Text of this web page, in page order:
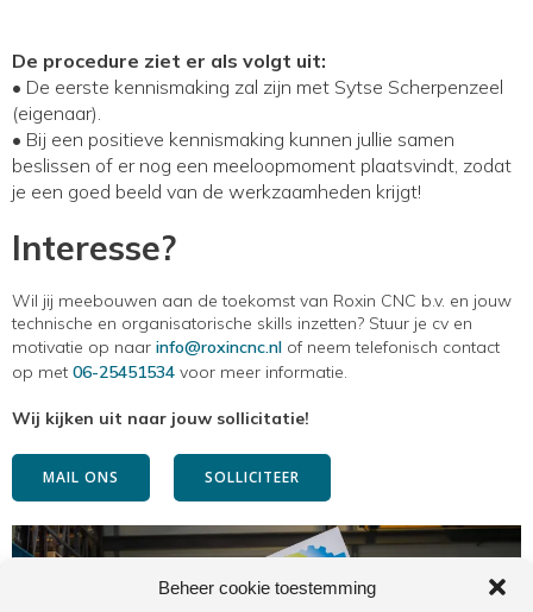
Beheer cookie toestemming
De procedure ziet er als volgt uit:
• De eerste kennismaking zal zijn met Sytse Scherpenzeel
(eigenaar).
• Bij een positieve kennismaking kunnen jullie samen
beslissen of er nog een meeloopmoment plaatsvindt, zodat
je een goed beeld van de werkzaamheden krijgt!
Interesse?
Wil jij meebouwen aan de toekomst van Roxin CNC b.v. en jouw
technische en organisatorische skills inzetten? Stuur je cv en
motivatie op naar info@roxincnc.nl of neem telefonisch contact
op met 06-25451534 voor meer informatie.
Wij kijken uit naar jouw sollicitatie!
MAIL ONS SOLLICITEER